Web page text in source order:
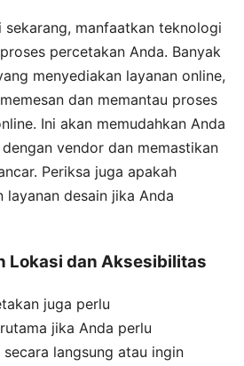
manfaatkan teknologi
percetakan Anda. Banyak
menyediakan layanan online,
dan memantau proses
Ini akan memudahkan Anda
vendor dan memastikan
Periksa juga apakah
layanan desain jika Anda
Lokasi dan Aksesibilitas
juga perlu
jika Anda perlu
langsung atau ingin